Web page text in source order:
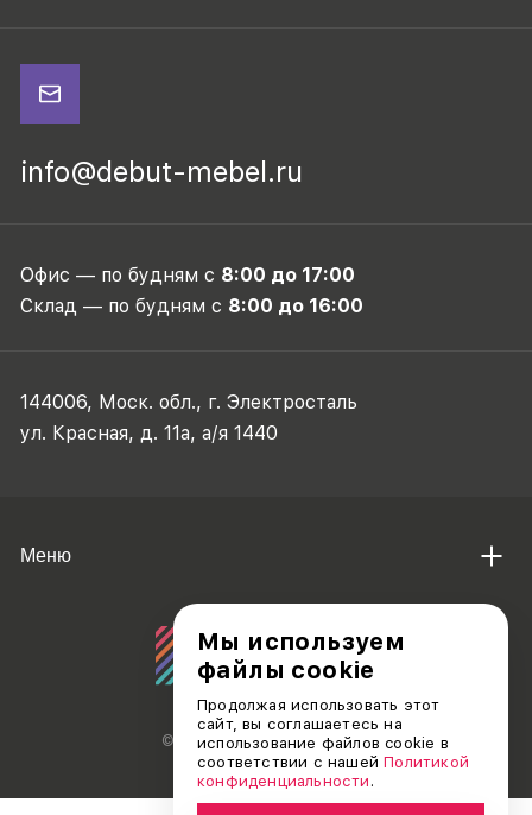
info@debut-mebel.ru
Офис — по будням с 8:00 до 17:00
Склад — по будням с 8:00 до 16:00
144006, Моск. обл., г. Электросталь
ул. Красная, д. 11а, а/я 1440
© АО «ДЕБЮТ», 2011 — 2026
Меню
Мы используем
файлы cookie
Продолжая использовать этот
сайт, вы соглашаетесь на
использование файлов cookie в
соответствии с нашейПолитикой
конфиденциальности .